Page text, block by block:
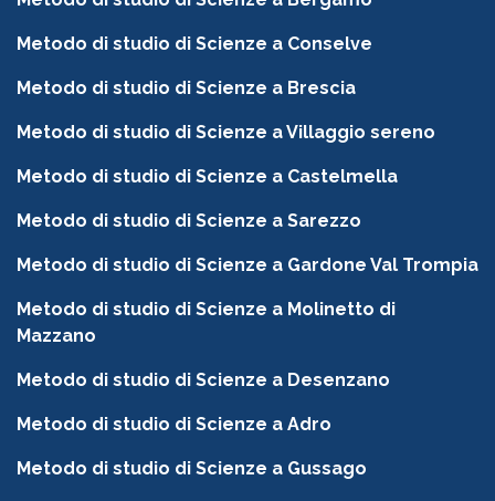
Metodo di studio di Scienze a Conselve
Metodo di studio di Scienze a Brescia
Metodo di studio di Scienze a Villaggio sereno
Metodo di studio di Scienze a Castelmella
Metodo di studio di Scienze a Sarezzo
Metodo di studio di Scienze a Gardone Val Trompia
Metodo di studio di Scienze a Molinetto di
Mazzano
Metodo di studio di Scienze a Desenzano
Metodo di studio di Scienze a Adro
Metodo di studio di Scienze a Gussago